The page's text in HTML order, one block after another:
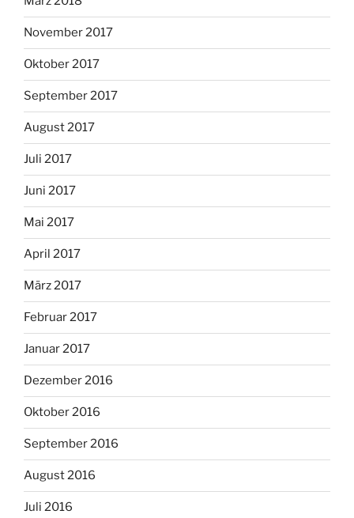
November 2017
Oktober 2017
September 2017
August 2017
Juli 2017
Juni 2017
Mai 2017
April 2017
März 2017
Februar 2017
Januar 2017
Dezember 2016
Oktober 2016
September 2016
August 2016
Juli 2016